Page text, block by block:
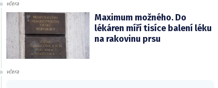
včera
Maximum možného. Do
lékáren míří tisíce balení léku
na rakovinu prsu
včera